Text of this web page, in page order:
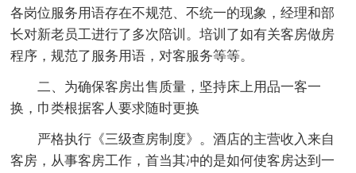
各岗位服务用语存在不规范、不统一的现象，经理和部
长对新老员工进行了多次陪训。培训了如有关客房做房
程序，规范了服务用语，对客服务等等。
二、为确保客房出售质量，坚持床上用品一客一
换，巾类根据客人要求随时更换
严格执行《三级查房制度》。酒店的主营收入来自
客房，从事客房工作，首当其冲的是如何使客房达到一